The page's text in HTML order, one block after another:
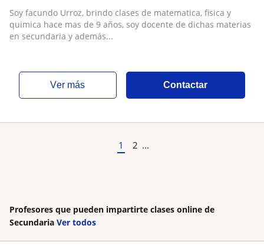
Soy facundo Urroz, brindo clases de matematica, fisica y
quimica hace mas de 9 años, soy docente de dichas materias
en secundaria y además...
ver más Contactar
1 2 ...
Profesores que pueden impartirte clases online de
Secundaria Ver todos